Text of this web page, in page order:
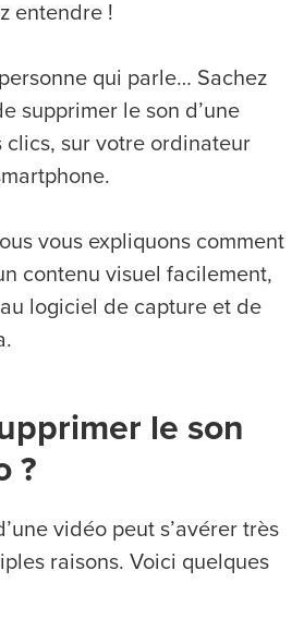
entendre !
qui parle… Sachez
supprimer le son d’une
clics, sur votre ordinateur
vous expliquons comment
contenu visuel facilement,
logiciel de capture et de
le son
?
vidéo peut s’avérer très
raisons. Voici quelques